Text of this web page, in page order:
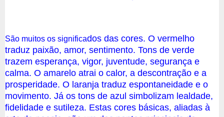
São muitos os significados das cores. O vermelho
traduz paixão, amor, sentimento. Tons de verde
trazem esperança, vigor, juventude, segurança e
calma. O amarelo atrai o calor, a descontração e a
prosperidade. O laranja traduz espontaneidade e o
movimento. Já os tons de azul simbolizam lealdade,
fidelidade e sutileza. Estas cores básicas, aliadas à